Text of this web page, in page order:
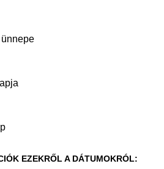
EZEKRŐL A DÁTUMOKRÓL: